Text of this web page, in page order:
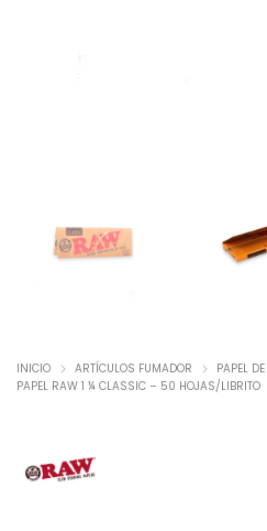
INICIO ARTÍCULOS FUMADOR
PAPEL
PAPEL RAW 1 ¼ CLASSIC – 50 HOJAS/LIBRITO